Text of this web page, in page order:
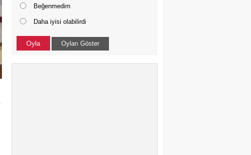
SİZİN ÇOÇUKLAR BU KEZ
BAŞARAMADI
Ali TığBeğenmedim
Daha iyisi olabilirdi
Oyla Oyları Göster